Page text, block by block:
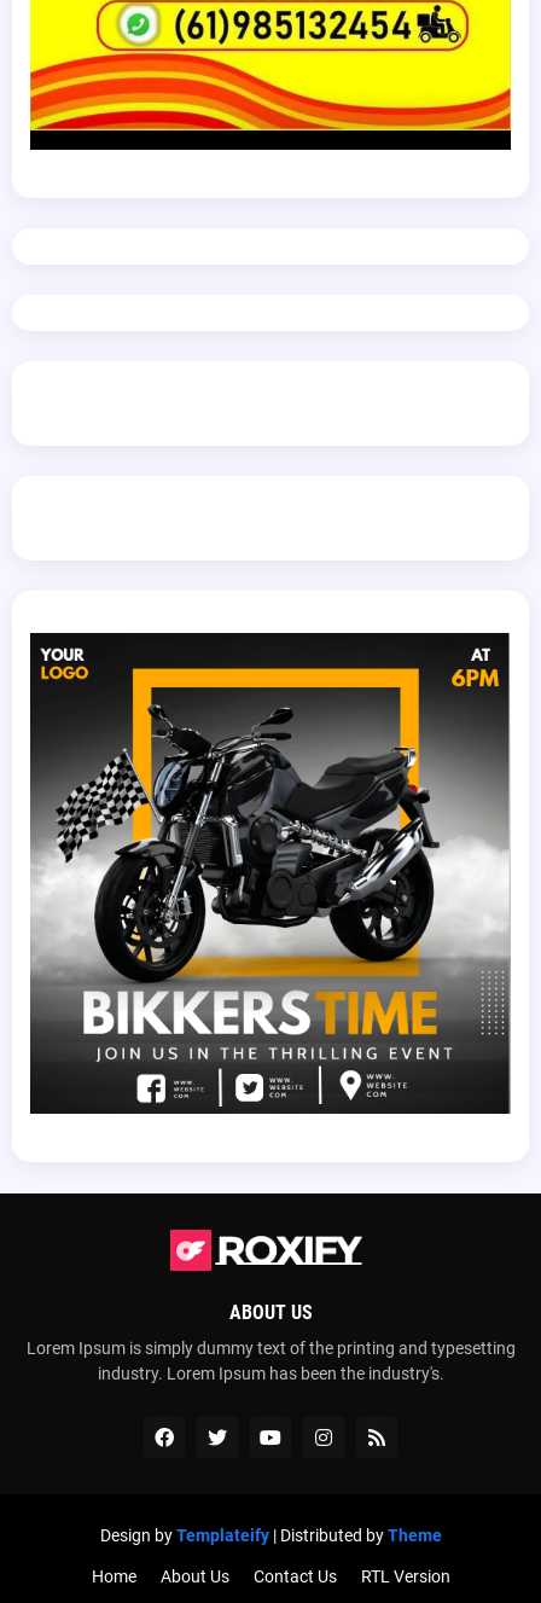
ABOUT US
Lorem Ipsum is simply dummy text of the printing and typesetting
industry. Lorem Ipsum has been the industry's.
Design byTemplateify| Distributed byTheme
Home About Us Contact Us RTL Version